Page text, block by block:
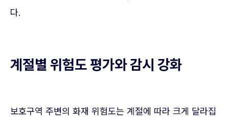
다.
계절별 위험도 평가와 감시 강화
보호구역 주변의 화재 위험도는 계절에 따라 크게 달라집